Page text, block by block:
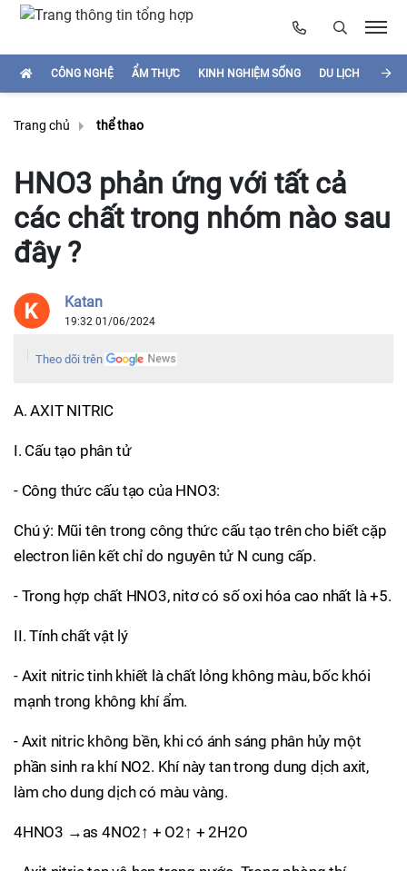
CÔNG NGHỆ ẨM THỰC KINH NGHIỆM SỐNG DU LỊCH
Trang chủ thể thao
HNO3 phản ứng với tất cả
các chất trong nhóm nào sau
đây ?
Katan
19:32 01/06/2024
Theo dõi trên
A. AXIT NITRIC
I. Cấu tạo phân tử
- Công thức cấu tạo của HNO3:
Chú ý: Mũi tên trong công thức cấu tạo trên cho biết cặp
electron liên kết chỉ do nguyên tử N cung cấp.
- Trong hợp chất HNO3, nitơ có số oxi hóa cao nhất là +5.
II. Tính chất vật lý
- Axit nitric tinh khiết là chất lỏng không màu, bốc khói
mạnh trong không khí ẩm.
- Axit nitric không bền, khi có ánh sáng phân hủy một
phần sinh ra khí NO2. Khí này tan trong dung dịch axit,
làm cho dung dịch có màu vàng.
4HNO3 →as 4NO2↑ + O2↑ + 2H2O